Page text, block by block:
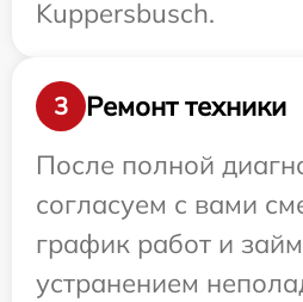
Kuppersbusch.
3
Ремонт техники
После полной
согласуем с вами
график работ и
устранением